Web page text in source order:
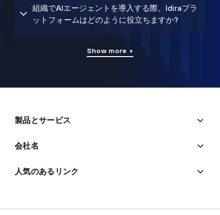
組織でAIエージェントを導入する際、Idiraプラ
ットフォームはどのように役立ちますか?
Show more +
製品とサービス
会社名
人気のあるリンク